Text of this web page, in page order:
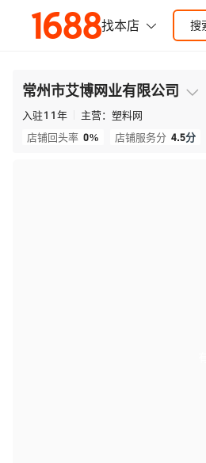
常州市艾博网业有限公司
入驻11年 主营： 塑料网
店铺回头率 0% 店铺服务分 4.5分